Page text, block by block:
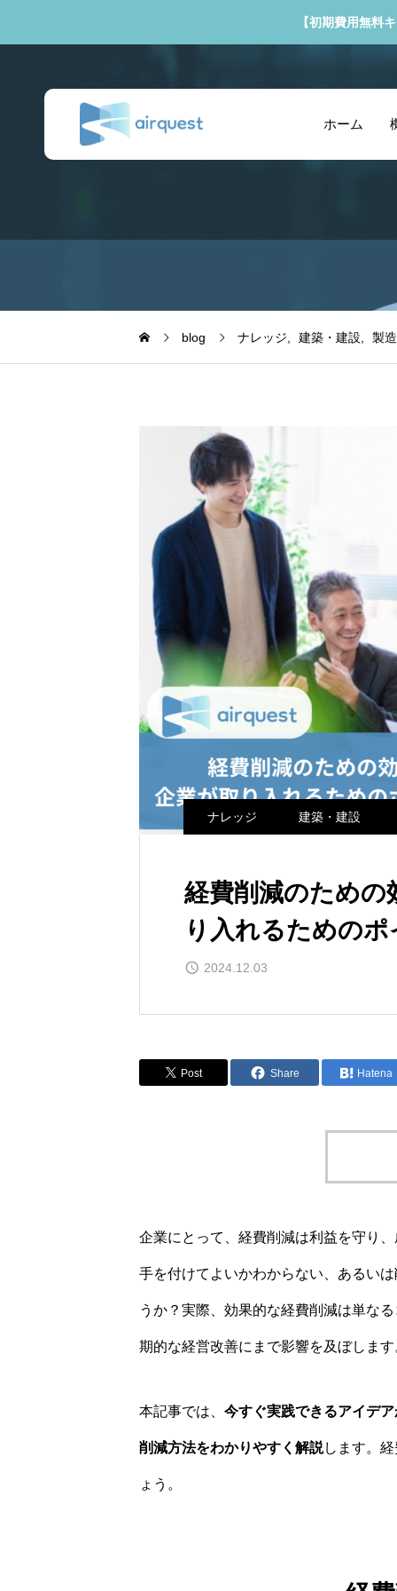
【初期費用無料
ホーム
blog ナレッジ 建築・建設 製造
ナレッジ 建築・建設
経費削減のための
り入れるための
2024.12.03
Post Share Hatena
企業にとって、経費削減は利益を守り
手を付けてよいかわからない、あるい
うか？実際、効果的な経費削減は単な
期的な経営改善にまで影響を及ぼします
本記事では、 今すぐ実践できるアイデ
削減方法をわかりやすく解説します。
ょう。